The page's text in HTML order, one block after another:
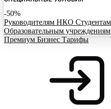
-50%
Руководителям НКО Студентам
Образовательным учреждениям
Премиум Бизнес Тарифы